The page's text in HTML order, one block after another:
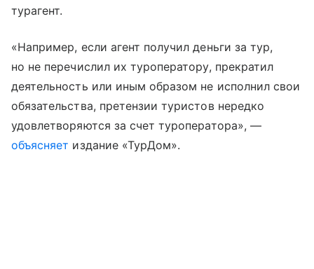
турагент.
«Например, если агент получил деньги за тур,
но не перечислил их туроператору, прекратил
деятельность или иным образом не исполнил свои
обязательства, претензии туристов нередко
удовлетворяются за счет туроператора», —
объясняет издание «ТурДом».